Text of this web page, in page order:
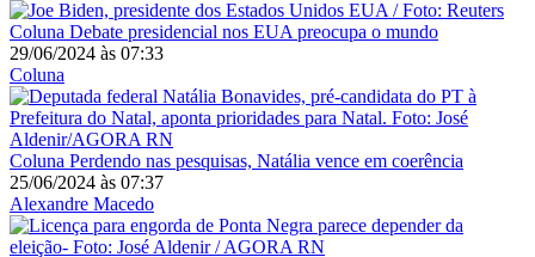
Coluna Debate presidencial nos EUA preocupa o mundo
29/06/2024 às 07:33
Coluna
Coluna Perdendo nas pesquisas, Natália vence em coerência
25/06/2024 às 07:37
Alexandre Macedo